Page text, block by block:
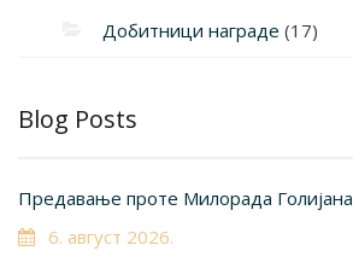
Добитници награде (17)
Blog Posts
Предавање проте Милорада Голијана
6. август 2026.